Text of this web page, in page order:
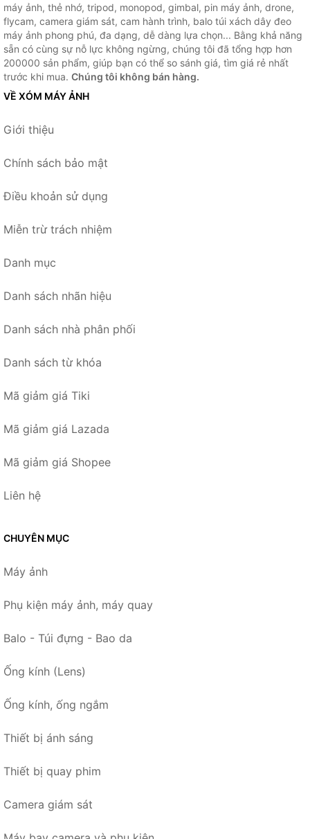
máy ảnh, thẻ nhớ, tripod, monopod, gimbal, pin máy ảnh, drone,
flycam, camera giám sát, cam hành trình, balo túi xách dây đeo
máy ảnh phong phú, đa dạng, dễ dàng lựa chọn... Bằng khả năng
sẵn có cùng sự nỗ lực không ngừng, chúng tôi đã tổng hợp hơn
200000 sản phẩm, giúp bạn có thể so sánh giá, tìm giá rẻ nhất
trước khi mua. Chúng tôi không bán hàng.
VỀ XÓM MÁY ẢNH
Giới thiệu
Chính sách bảo mật
Điều khoản sử dụng
Miễn trừ trách nhiệm
Danh mục
Danh sách nhãn hiệu
Danh sách nhà phân phối
Danh sách từ khóa
Mã giảm giá Tiki
Mã giảm giá Lazada
Mã giảm giá Shopee
Liên hệ
CHUYÊN MỤC
Máy ảnh
Phụ kiện máy ảnh, máy quay
Balo - Túi đựng - Bao da
Ống kính (Lens)
Ống kính, ống ngắm
Thiết bị ánh sáng
Thiết bị quay phim
Camera giám sát